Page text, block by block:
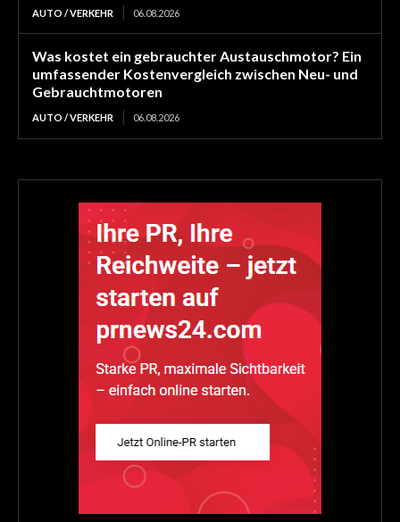
AUTO / VERKEHR 06.08.2026
Was kostet ein gebrauchter Austauschmotor? Ein
umfassender Kostenvergleich zwischen Neu- und
Gebrauchtmotoren
AUTO / VERKEHR 06.08.2026